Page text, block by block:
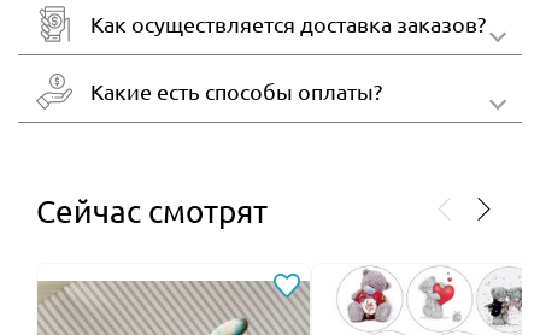
Как осуществляется доставка заказов?
Какие есть способы оплаты?
Сейчас смотрят